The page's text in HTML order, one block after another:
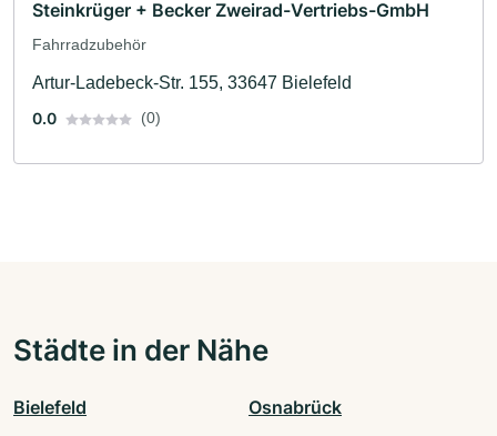
Steinkrüger + Becker Zweirad-Vertriebs-GmbH
Fahrradzubehör
Artur-Ladebeck-Str. 155, 33647 Bielefeld
0.0
(0)
Städte in der Nähe
Bielefeld Osnabrück